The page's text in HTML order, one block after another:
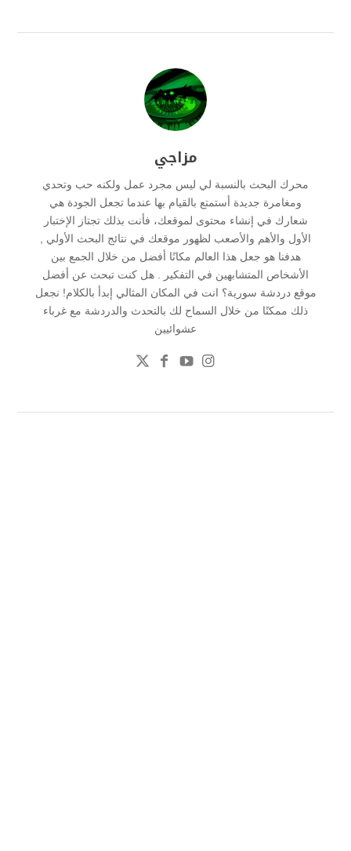
مزاجي
محرك البحث بالنسبة لي ليس مجرد عمل ولكنه حب وتحدي
ومغامرة جديدة أستمتع بالقيام بها عندما تجعل الجودة هي
شعارك في إنشاء محتوى لموقعك، فأنت بذلك تجتاز الإختبار
الأول والأهم والأصعب لظهور موقعك في نتائج البحث الأولي ,
هدفنا هو جعل هذا العالم مكانًا أفضل من خلال الجمع بين
الأشخاص المتشابهين في التفكير . هل كنت تبحث عن أفضل
موقع دردشة سورية؟ انت في المكان المثالي إبدأ بالكلام! نجعل
ذلك ممكنًا من خلال السماح لك بالتحدث والدردشة مع غرباء
عشوائيين